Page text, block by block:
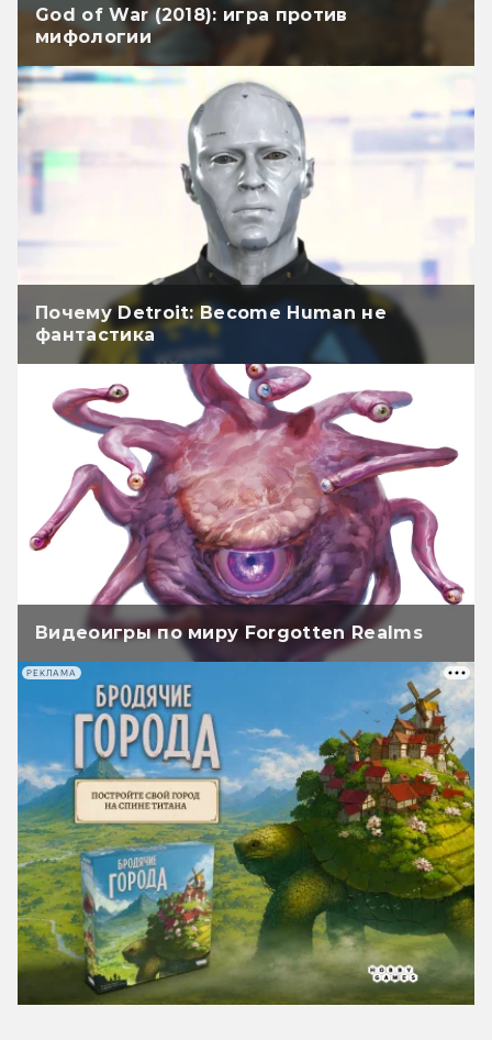
God of War (2018): игра против
мифологии
Почему Detroit: Become Human не
фантастика
Видеоигры по миру Forgotten Realms
РЕКЛАМА